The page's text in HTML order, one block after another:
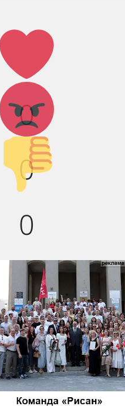
Лайк!
0
Агрессия!
0
Палец
вниз!
0